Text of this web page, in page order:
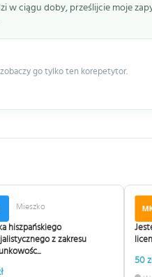
w ciągu doby, prześlijcie moje
go tylko ten korepetytor.
Mieszko
hiszpańskiego
z zakresu
50